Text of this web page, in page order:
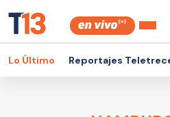
Lo Último Reportajes